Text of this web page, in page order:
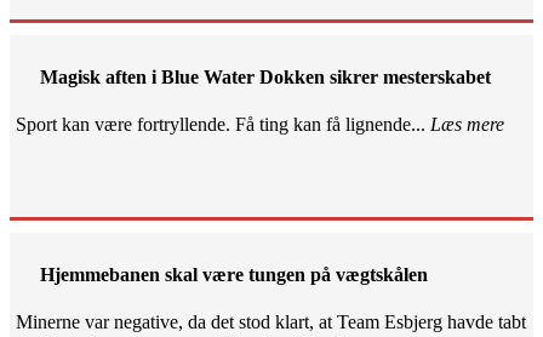
Magisk aften i Blue Water Dokken sikrer mesterskabet
Sport kan være fortryllende. Få ting kan få lignende... Læs mere
Hjemmebanen skal være tungen på vægtskålen
Minerne var negative, da det stod klart, at Team Esbjerg havde tabt